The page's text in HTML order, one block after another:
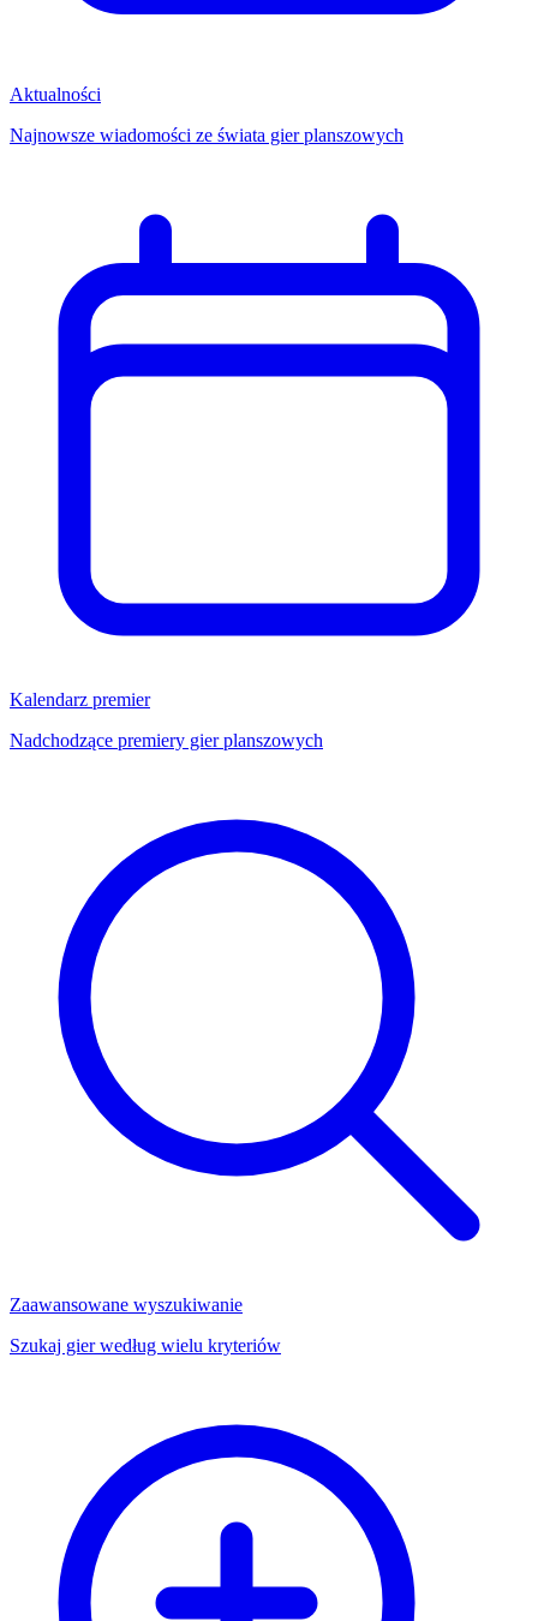
Aktualności
Najnowsze wiadomości ze świata gier planszowych
Kalendarz premier
Nadchodzące premiery gier planszowych
Zaawansowane wyszukiwanie
Szukaj gier według wielu kryteriów